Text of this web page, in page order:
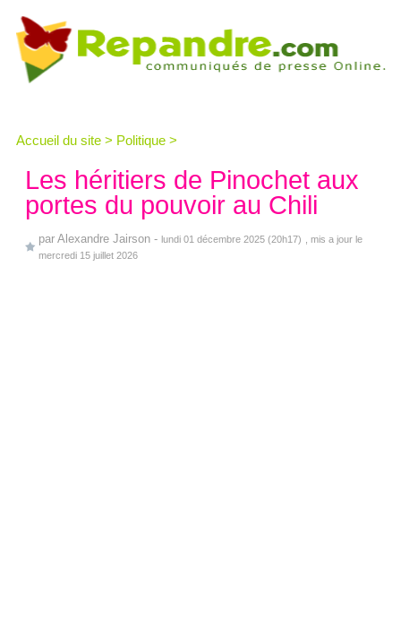
Accueil du site > Politique >
Les héritiers de Pinochet aux
portes du pouvoir au Chili
par Alexandre Jairson - lundi 01 décembre 2025 (20h17)
, mis a jour le
mercredi 15 juillet 2026